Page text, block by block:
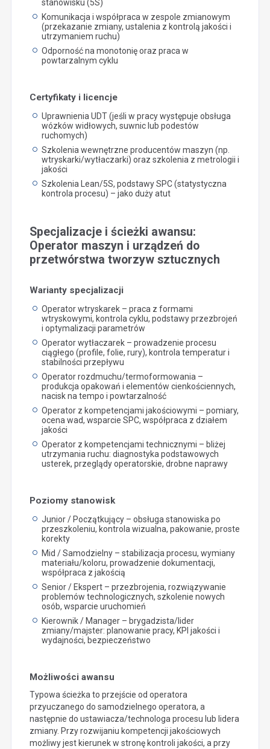
stanowisku (5S)
Komunikacja i współpraca w zespole zmianowym
(przekazanie zmiany, ustalenia z kontrolą jakości i
utrzymaniem ruchu)
Odporność na monotonię oraz praca w
powtarzalnym cyklu
Certyfikaty i licencje
Uprawnienia UDT (jeśli w pracy występuje obsługa
wózków widłowych, suwnic lub podestów
ruchomych)
Szkolenia wewnętrzne producentów maszyn (np.
wtryskarki/wytłaczarki) oraz szkolenia z metrologii i
jakości
Szkolenia Lean/5S, podstawy SPC (statystyczna
kontrola procesu) – jako duży atut
Specjalizacje i ścieżki awansu:
Operator maszyn i urządzeń do
przetwórstwa tworzyw sztucznych
Warianty specjalizacji
Operator wtryskarek – praca z formami
wtryskowymi, kontrola cyklu, podstawy przezbrojeń
i optymalizacji parametrów
Operator wytłaczarek – prowadzenie procesu
ciągłego (profile, folie, rury), kontrola temperatur i
stabilności przepływu
Operator rozdmuchu/termoformowania –
produkcja opakowań i elementów cienkościennych,
nacisk na tempo i powtarzalność
Operator z kompetencjami jakościowymi – pomiary,
ocena wad, wsparcie SPC, współpraca z działem
jakości
Operator z kompetencjami technicznymi – bliżej
utrzymania ruchu: diagnostyka podstawowych
usterek, przeglądy operatorskie, drobne naprawy
Poziomy stanowisk
Junior / Początkujący – obsługa stanowiska po
przeszkoleniu, kontrola wizualna, pakowanie, proste
korekty
Mid / Samodzielny – stabilizacja procesu, wymiany
materiału/koloru, prowadzenie dokumentacji,
współpraca z jakością
Senior / Ekspert – przezbrojenia, rozwiązywanie
problemów technologicznych, szkolenie nowych
osób, wsparcie uruchomień
Kierownik / Manager – brygadzista/lider
zmiany/majster: planowanie pracy, KPI jakości i
wydajności, bezpieczeństwo
Możliwości awansu
Typowa ścieżka to przejście od operatora
przyuczanego do samodzielnego operatora, a
następnie do ustawiacza/technologa procesu lub lidera
zmiany. Przy rozwijaniu kompetencji jakościowych
możliwy jest kierunek w stronę kontroli jakości, a przy